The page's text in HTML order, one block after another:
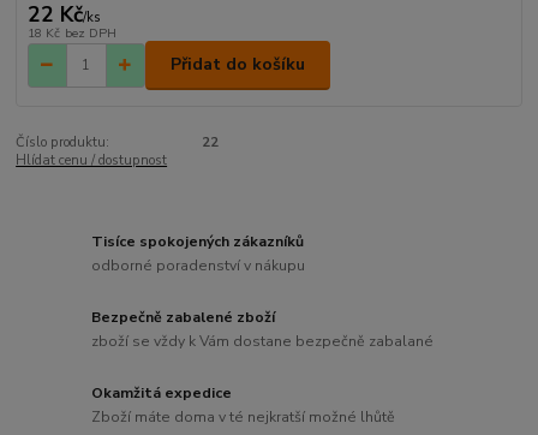
22 Kč/ks
18 Kč bez DPH
Přidat do košíku
Číslo produktu:
22
Hlídat cenu / dostupnost
Tisíce spokojených zákazníků
odborné poradenství v nákupu
Bezpečně zabalené zboží
zboží se vždy k Vám dostane bezpečně zabalané
Okamžitá expedice
Zboží máte doma v té nejkratší možné lhůtě